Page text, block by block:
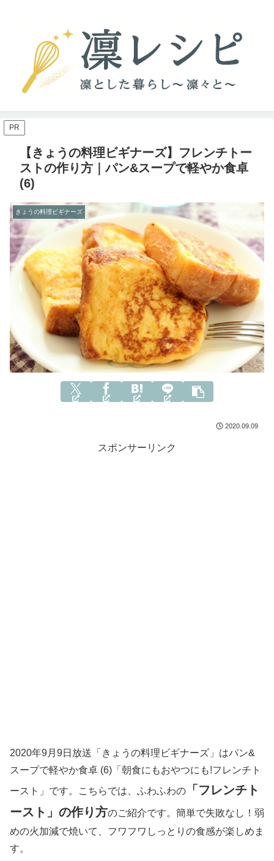
PR
【きょうの料理ビギナーズ】フレンチトー
ストの作り方｜パン&スープで軽やか食卓
(6)
きょうの料理ビギナーズ
2020.09.09
スポンサーリンク
2020年9月9日放送「きょうの料理ビギナーズ」はパン&
スープで軽やか食卓 (6)「朝食にもおやつにも!フレンチト
ースト」です。こちらでは、ふわふわの
「フレンチト
ースト」の作り方のご紹介です。簡単で失敗なし！弱
めの火加減で焼いて、フワフワしっとりの食感が楽しめま
す。